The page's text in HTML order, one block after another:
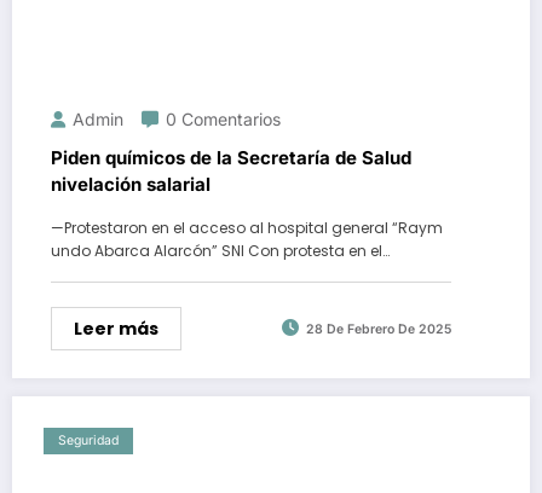
Admin 0 Comentarios
Piden químicos de la Secretaría de Salud
nivelación salarial
—Protestaron en el acceso al hospital general “Raym
undo Abarca Alarcón” SNI Con protesta en el…
Leer más 28 De Febrero De 2025
Seguridad